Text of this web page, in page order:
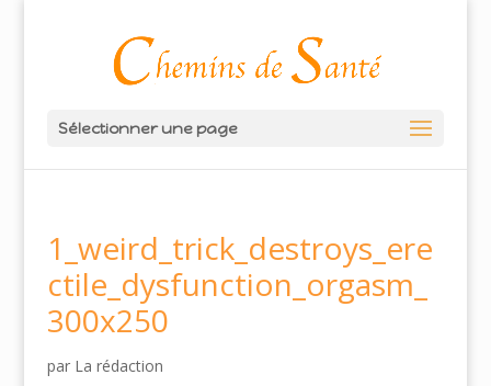
Sélectionner une page
1_weird_trick_destroys_ere
ctile_dysfunction_orgasm_
300x250
par La rédaction